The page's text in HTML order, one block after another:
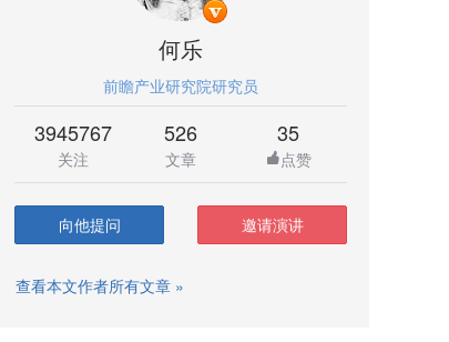
何乐
前瞻产业研究院研究员
3945767
关注
526
文章
35
点赞
向他提问 邀请演讲
查看本文作者所有文章 »